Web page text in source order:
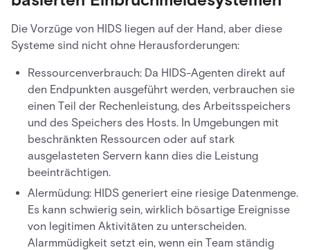
Die Vorzüge von HIDS liegen auf der Hand, aber diese
Systeme sind nicht ohne Herausforderungen:
Ressourcenverbrauch: Da HIDS-Agenten direkt auf
den Endpunkten ausgeführt werden, verbrauchen sie
einen Teil der Rechenleistung, des Arbeitsspeichers
und des Speichers des Hosts. In Umgebungen mit
beschränkten Ressourcen oder auf stark
ausgelasteten Servern kann dies die Leistung
beeinträchtigen.
Alermüdung: HIDS generiert eine riesige Datenmenge.
Es kann schwierig sein, wirklich bösartige Ereignisse
von legitimen Aktivitäten zu unterscheiden.
Alarmmüdigkeit setzt ein, wenn ein Team ständig